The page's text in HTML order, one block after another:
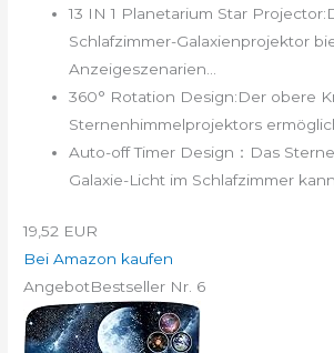
13 IN 1 Planetarium Star
Schlafzimmer-Galaxienprojektor
Anzeigeszenarien...
360° Rotation Design:Der obere
Sternenhimmelprojektors
Auto-off Timer Design：Das
Galaxie-Licht im Schlafzimmer
19,52 EUR
Bei Amazon kaufen
AngebotBestseller Nr. 6